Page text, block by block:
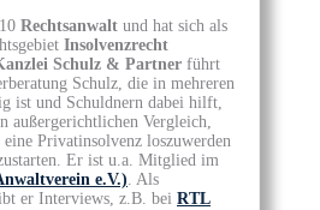
Rechtsanwalt und hat sich als
Insolvenzrecht
Schulz & Partner führt
Schulz, die in mehreren
ist und Schuldnern dabei hilft,
außergerichtlichen Vergleich,
Privatinsolvenz loszuwerden
Er ist u.a. Mitglied im
e.V.). Als
er Interviews, z.B. bei RTL